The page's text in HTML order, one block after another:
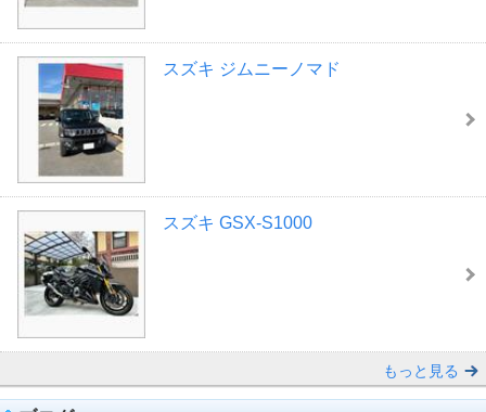
スズキ ジムニーノマド
スズキ GSX-S1000
もっと見る